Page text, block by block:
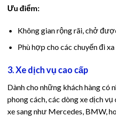
Ưu điểm:
Không gian rộng rãi, chở
Phù hợp cho các chuyến đi
3. Xe dịch vụ cao cấp
Dành cho những khách hàng có
phong cách, các dòng xe dịch
xe sang như Mercedes, BMW,